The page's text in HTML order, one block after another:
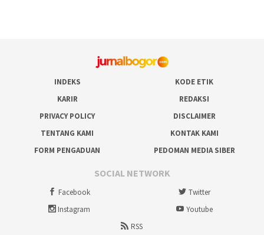
INDEKS
KODE ETIK
KARIR
REDAKSI
PRIVACY POLICY
DISCLAIMER
TENTANG KAMI
KONTAK KAMI
FORM PENGADUAN
PEDOMAN MEDIA SIBER
SOCIAL NETWORK
Facebook
Twitter
Instagram
Youtube
RSS